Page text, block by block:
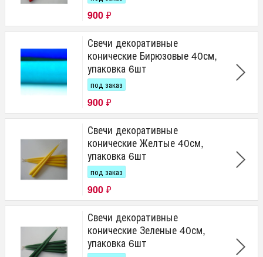
900 ₽
Свечи декоративные
конические Бирюзовые 40см,
упаковка 6шт
под заказ
900 ₽
Свечи декоративные
конические Желтые 40см,
упаковка 6шт
под заказ
900 ₽
Свечи декоративные
конические Зеленые 40см,
упаковка 6шт